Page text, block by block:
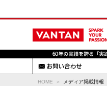
HOME メディア掲載情報